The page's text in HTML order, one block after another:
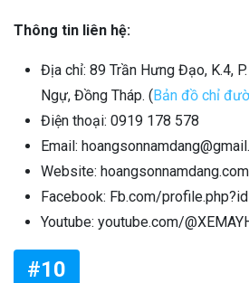
Thông tin liên hệ:
Địa chỉ: 89 Trần Hưng Đạo, K.4,
Ngự, Đồng Tháp. (Bản đồ chỉ
Điện thoại: 0919 178 578
Email: hoangsonnamdang@
Website: hoangsonnamdang.com
Facebook: Fb.com/
Youtube: youtube.com/
#10